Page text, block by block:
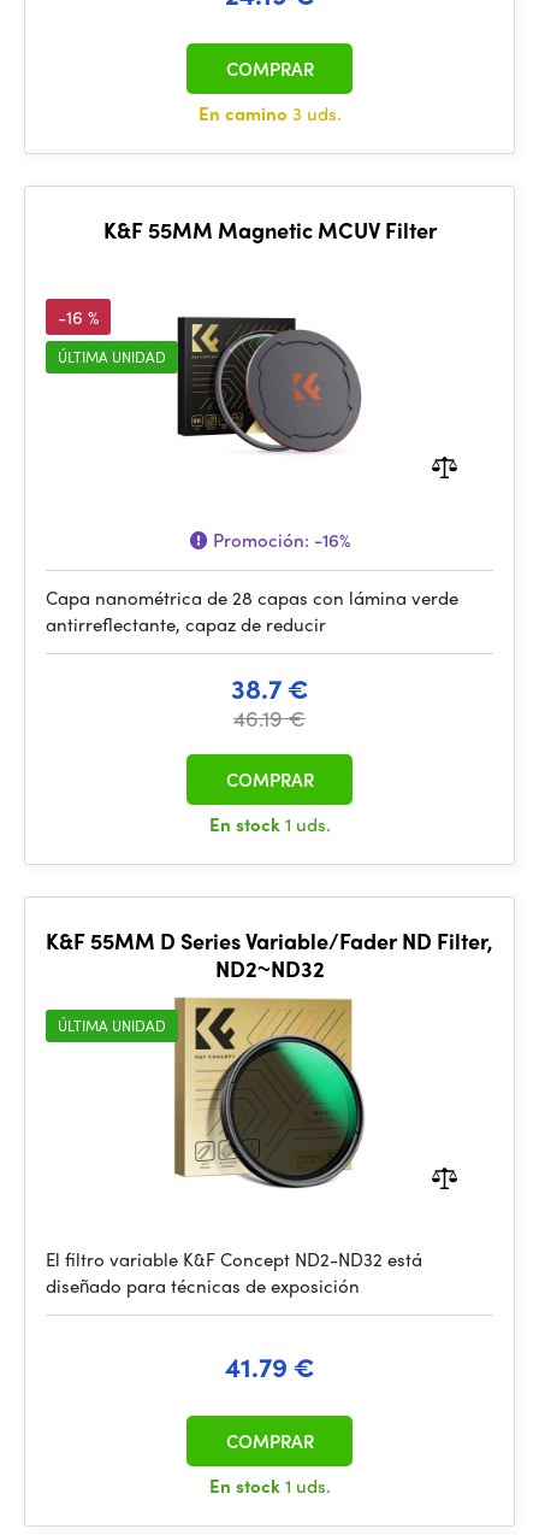
En camino 3 uds.
COMPRAR
K&F 55MM Magnetic MCUV Filter
-16 %
ÚLTIMA UNIDAD
Promoción: -16%
Capa nanométrica de 28 capas con lámina verde
antirreflectante, capaz de reducir
38.7 €
46.19 €
En stock1 uds.
COMPRAR
K&F 55MM D Series Variable/Fader ND Filter,
ND2~ND32
ÚLTIMA UNIDAD
El filtro variable K&F Concept ND2-ND32 está
diseñado para técnicas de exposición
41.79 €
En stock1 uds.
COMPRAR